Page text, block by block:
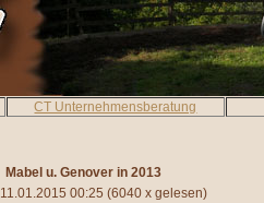
CT Unternehmensberatung
Mabel u. Genover in 2013
11.01.2015 00:25 (6040 x gelesen)